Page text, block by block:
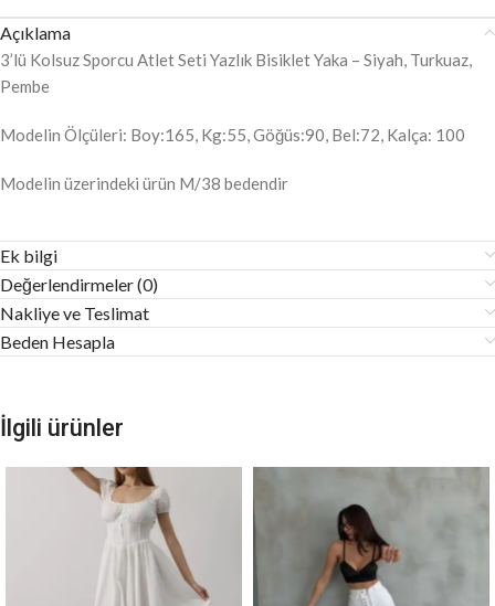
Açıklama
3’lü Kolsuz Sporcu Atlet Seti Yazlık Bisiklet Yaka – Siyah, Turkuaz,
Pembe
Modelin Ölçüleri: Boy:165, Kg:55, Göğüs:90, Bel:72, Kalça: 100
Modelin üzerindeki ürün M/38 bedendir
Ek bilgi
Değerlendirmeler (0)
Nakliye ve Teslimat
Beden Hesapla
İlgili ürünler